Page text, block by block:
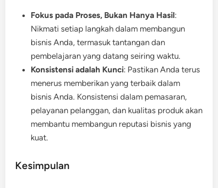
Fokus pada Proses, Bukan Hanya Hasil:
Nikmati setiap langkah dalam membangun
bisnis Anda, termasuk tantangan dan
pembelajaran yang datang seiring waktu.
Konsistensi adalah Kunci: Pastikan Anda terus
menerus memberikan yang terbaik dalam
bisnis Anda. Konsistensi dalam pemasaran,
pelayanan pelanggan, dan kualitas produk akan
membantu membangun reputasi bisnis yang
kuat.
Kesimpulan